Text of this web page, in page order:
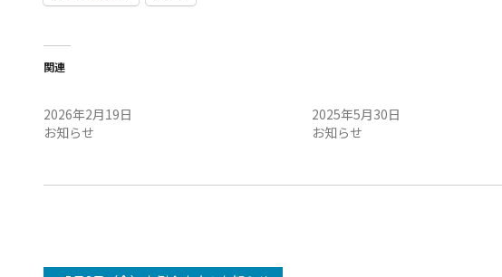
関連
2026年2月19日
お知らせ
2025年5月30日
お知らせ